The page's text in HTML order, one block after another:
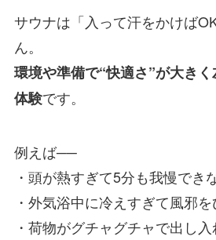
サウナは「入って汗をかけば
ん。
環境や準備で“快適さ”が大き
体験です。
例えば──
・頭が熱すぎて5分も我慢でき
・外気浴中に冷えすぎて風邪
・荷物がグチャグチャで出し